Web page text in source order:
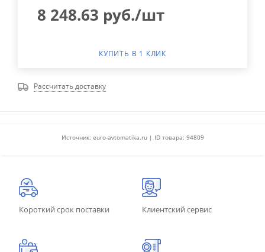
8 248.63 руб./шт
КУПИТЬ В 1 КЛИК
Рассчитать доставку
Источник: euro-avtomatika.ru | ID товара: 94809
Короткий срок поставки Клиентский сервис